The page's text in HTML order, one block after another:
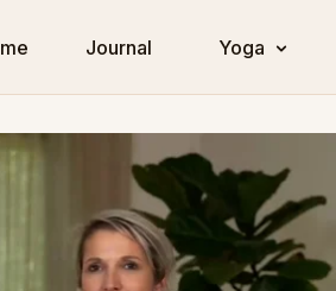
Journal Yoga